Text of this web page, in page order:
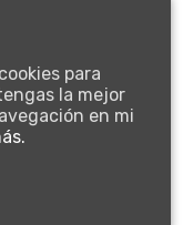
para
la mejor
en mi